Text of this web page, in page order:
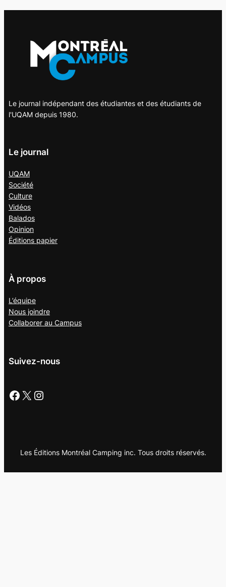
Le journal indépendant des étudiantes et des étudiants de
l'UQAM depuis 1980.
Le journal
UQAM
Société
Culture
Vidéos
Balados
Opinion
Éditions papier
À propos
L’équipe
Nous joindre
Collaborer au Campus
Suivez-nous
Facebook X Instagram
Les Éditions Montréal Camping inc. Tous droits réservés.